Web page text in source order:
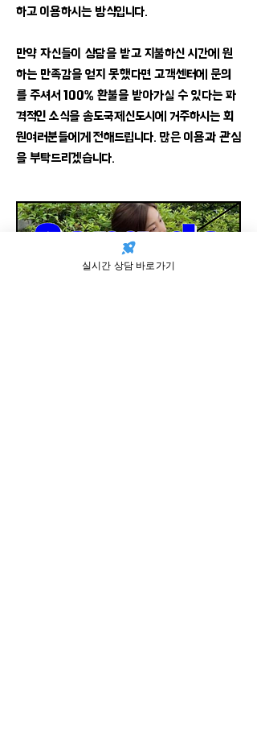
하고 이용하시는 방식입니다.
만약 자신들이 상담을 받고 지불하신 시간에 원
하는 만족감을 얻지 못했다면 고객센터에 문의
를 주셔서 100% 환불을 받아가실 수 있다는 파
격적인 소식을 송도국제신도시에 거주하시는 회
원여러분들에게 전해드립니다. 많은 이용과 관심
을 부탁드리겠습니다.
실시간 상담 바로가기